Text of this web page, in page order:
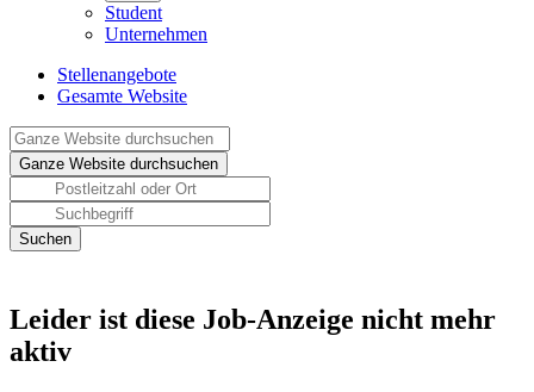
Student
Unternehmen
Stellenangebote
Gesamte Website
Leider ist diese Job-Anzeige nicht mehr
aktiv